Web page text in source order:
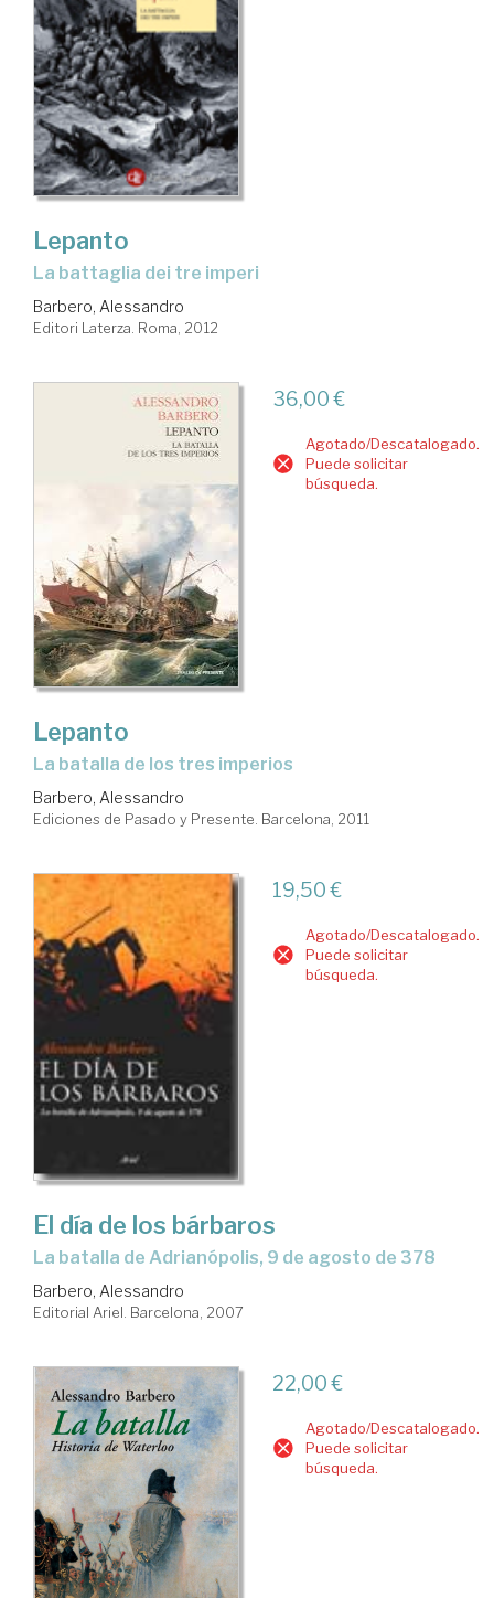
Lepanto
la battaglia dei tre imperi
Barbero, Alessandro
Editori Laterza. Roma, 2012
36,00 €
Agotado/Descatalogado.
Puede solicitar
búsqueda.
Lepanto
La batalla de los tres imperios
Barbero, Alessandro
Ediciones de Pasado y Presente. Barcelona, 2011
19,50 €
Agotado/Descatalogado.
Puede solicitar
búsqueda.
El día de los bárbaros
la batalla de Adrianópolis, 9 de agosto de 378
Barbero, Alessandro
Editorial Ariel. Barcelona, 2007
22,00 €
Agotado/Descatalogado.
Puede solicitar
búsqueda.